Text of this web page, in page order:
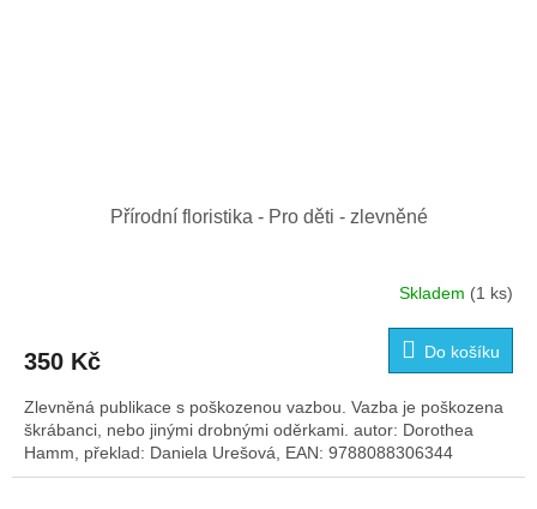
Přírodní floristika - Pro děti - zlevněné
Skladem (1 ks)
350 Kč Do košíku
Zlevněná publikace s poškozenou vazbou. Vazba je poškozena
škrábanci, nebo jinými drobnými oděrkami. autor: Dorothea
Hamm, překlad: Daniela Urešová, EAN: 9788088306344